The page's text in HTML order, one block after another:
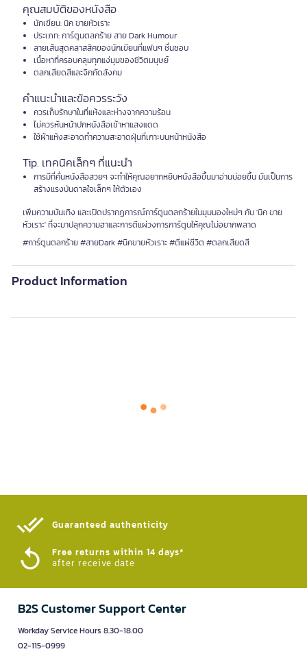
คุณสมบัติของหนังสือ
นักเขียน: นิค ขายหัวเราะ
ประเภท: การ์ตูนตลกร้าย สาย Dark Humour
ลายเส้นสุดคลาสสิคของนักเขียนที่แฟนๆ ชื่นชอบ
เนื้อหาที่ครอบคลุมทุกแง่มุมของชีวิตมนุษย์
ตลกเสียดสีและจิกกัดสังคม
คำแนะนำและข้อควรระวัง
ควรเก็บรักษาในที่แห้งและห่างจากความร้อน
ไม่ควรหันหน้าปกหนังสือเข้าหาแสงแดด
ใช้ผ้าแห้งสะอาดทำความสะอาดฝุ่นที่เกาะบนหน้าหนังสือ
Tip. เทคนิคเล็กๆ ที่แนะนำ
การมีที่คั่นหนังสือสวยๆ จะทำให้คุณอยากหยิบหนังสือขึ้นมาอ่านบ่อยขึ้น มันเป็นการ
สร้างแรงบันดาลใจเล็กๆ ให้ตัวเอง
เพิ่มความบันเทิง และเปิดปรากฏการณ์การ์ตูนตลกร้ายในมุมมองใหม่ๆ กับ 'นิค ขาย
หัวเราะ' ที่จะมาปลุกความฮาและการตีแผ่วงการการ์ตูนให้คุณไม่อยากพลาด
#การ์ตูนตลกร้าย #สายDark #นิคขายหัวเราะ #ตีแผ่ชีวิต #ตลกเสียดสี
Product Information
Guaranteed authenticity​
Free returns within 14 days*
after receive date
B2S Customer Support Center
Workday Service Hours 8.30-18.00
02-115-0999